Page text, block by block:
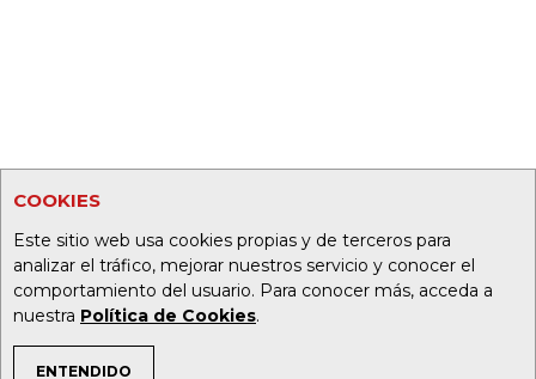
COOKIES
Este sitio web usa cookies propias y de terceros para
analizar el tráfico, mejorar nuestros servicio y conocer el
comportamiento del usuario. Para conocer más, acceda a
nuestra Política de Cookies.
ENTENDIDO